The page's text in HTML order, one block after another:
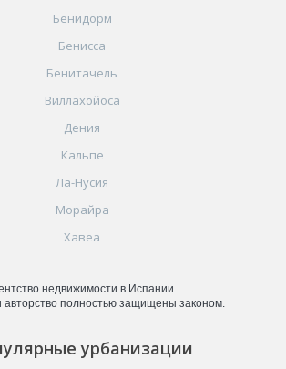
Бенидорм
Бенисса
Бенитачель
Виллахойоса
Дения
Кальпе
Ла-Нусия
Морайра
Хавеа
недвижимости в Испании.
авторство полностью защищены законом.
урбанизации